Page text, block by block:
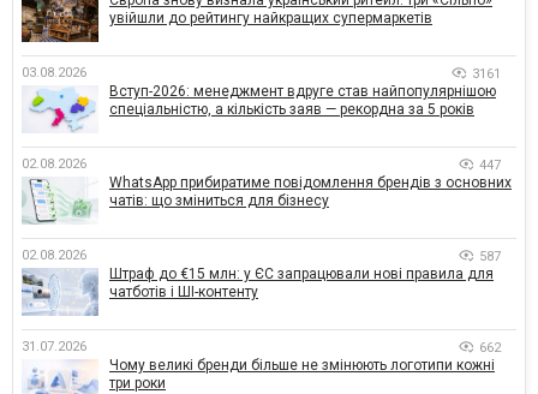
увійшли до рейтингу найкращих супермаркетів
03.08.2026 3161
Вступ-2026: менеджмент вдруге став найпопулярнішою
спеціальністю, а кількість заяв — рекордна за 5 років
02.08.2026 447
WhatsApp прибиратиме повідомлення брендів з основних
чатів: що зміниться для бізнесу
02.08.2026 587
Штраф до €15 млн: у ЄС запрацювали нові правила для
чатботів і ШІ-контенту
31.07.2026 662
Чому великі бренди більше не змінюють логотипи кожні
три роки